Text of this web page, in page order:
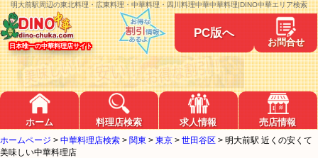
明大前駅周辺の東北料理・広東料理・中華料理・四川料理中華中華料理|DINO中華エリア検索
日本唯一の中華料理店サイト
PC版へ
お問合せ
ホーム 料理店検索 求人情報 売店情報
ホームページ > 中華料理店検索 > 関東 > 東京 > 世田谷区 > 明大前駅 近くの安くて
美味しい中華料理店